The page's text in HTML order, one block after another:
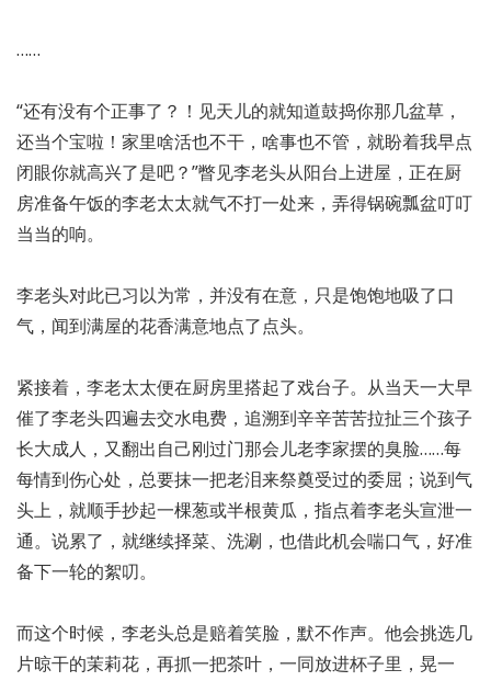
……
“还有没有个正事了？！见天儿的就知道鼓捣你那几盆草，
还当个宝啦！家里啥活也不干，啥事也不管，就盼着我早点
闭眼你就高兴了是吧？”瞥见李老头从阳台上进屋，正在厨
房准备午饭的李老太太就气不打一处来，弄得锅碗瓢盆叮叮
当当的响。
李老头对此已习以为常，并没有在意，只是饱饱地吸了口
气，闻到满屋的花香满意地点了点头。
紧接着，李老太太便在厨房里搭起了戏台子。从当天一大早
催了李老头四遍去交水电费，追溯到辛辛苦苦拉扯三个孩子
长大成人，又翻出自己刚过门那会儿老李家摆的臭脸……每
每情到伤心处，总要抹一把老泪来祭奠受过的委屈；说到气
头上，就顺手抄起一棵葱或半根黄瓜，指点着李老头宣泄一
通。说累了，就继续择菜、洗涮，也借此机会喘口气，好准
备下一轮的絮叨。
而这个时候，李老头总是赔着笑脸，默不作声。他会挑选几
片晾干的茉莉花，再抓一把茶叶，一同放进杯子里，晃一